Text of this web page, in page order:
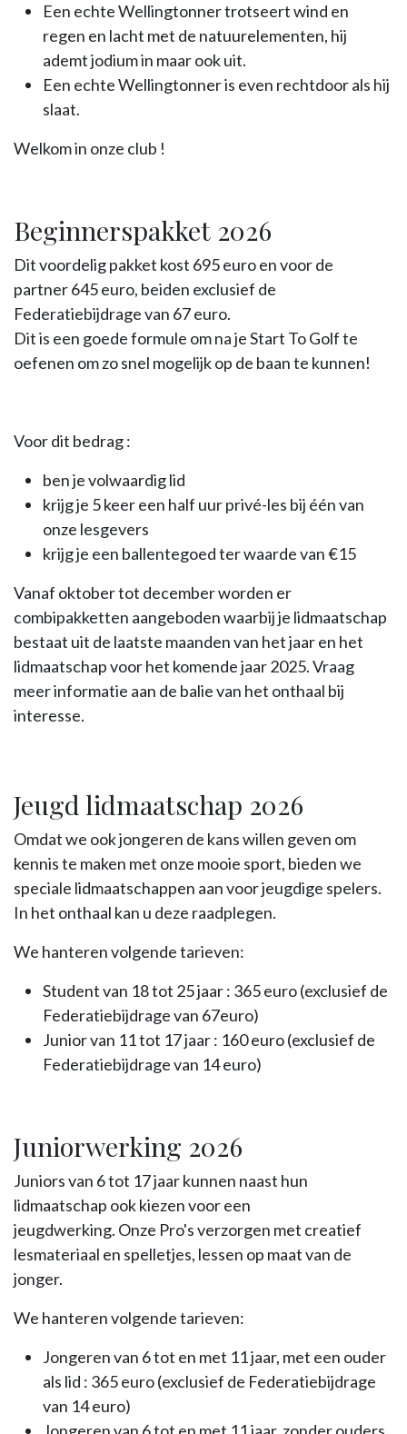
Een echte Wellingtonner trotseert wind en
regen en lacht met de natuurelementen, hij
ademt jodium in maar ook uit.
Een echte Wellingtonner is even rechtdoor als hij
slaat.
Welkom in onze club !
Beginnerspakket 2026
Dit voordelig pakket kost 695 euro en voor de
partner 645 euro, beiden exclusief de
Federatiebijdrage van 67 euro.
Dit is een goede formule om na je Start To Golf te
oefenen om zo snel mogelijk op de baan te kunnen!
Voor dit bedrag :
ben je volwaardig lid
krijg je 5 keer een half uur privé-les bij één van
onze lesgevers
krijg je een ballentegoed ter waarde van €15
Vanaf oktober tot december worden er
combipakketten aangeboden waarbij je lidmaatschap
bestaat uit de laatste maanden van het jaar en het
lidmaatschap voor het komende jaar 2025. Vraag
meer informatie aan de balie van het onthaal bij
interesse.
Jeugd lidmaatschap 2026
Omdat we ook jongeren de kans willen geven om
kennis te maken met onze mooie sport, bieden we
speciale lidmaatschappen aan voor jeugdige spelers.
In het onthaal kan u deze raadplegen.
We hanteren volgende tarieven:
Student van 18 tot 25 jaar : 365 euro (exclusief de
Federatiebijdrage van 67euro)
Junior van 11 tot 17 jaar : 160 euro (exclusief de
Federatiebijdrage van 14 euro)
Juniorwerking 2026
Juniors van 6 tot 17 jaar kunnen naast hun
lidmaatschap ook kiezen voor een
jeugdwerking. Onze Pro's verzorgen met creatief
lesmateriaal en spelletjes, lessen op maat van de
jonger.
We hanteren volgende tarieven:
Jongeren van 6 tot en met 11 jaar, met een ouder
als lid : 365 euro (exclusief de Federatiebijdrage
van 14 euro)